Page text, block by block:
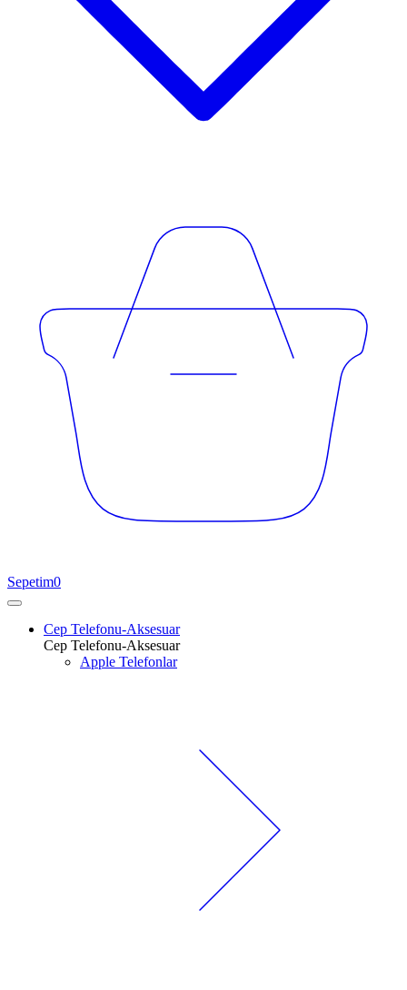
Sepetim0
Cep Telefonu-Aksesuar
Cep Telefonu-Aksesuar
Apple Telefonlar